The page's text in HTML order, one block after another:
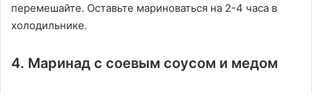
перемешайте. Оставьте мариноваться на 2-4 часа в
холодильнике.
4. Маринад с соевым соусом и медом